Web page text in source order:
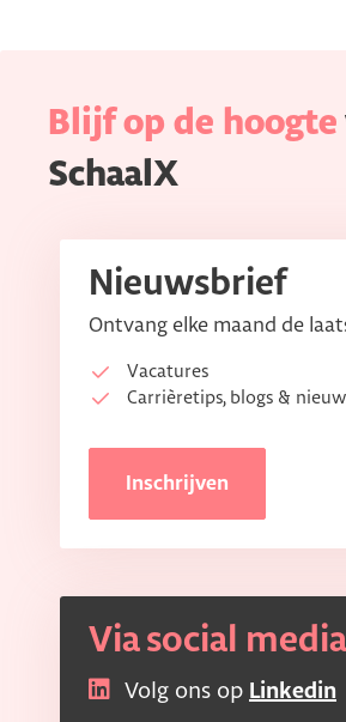
Blijf op de hoogte
SchaalX
Nieuwsbrief
Ontvang elke maand de
Vacatures
Carrièretips, blogs &
Inschrijven
Via social media
Volg ons op Linkedin